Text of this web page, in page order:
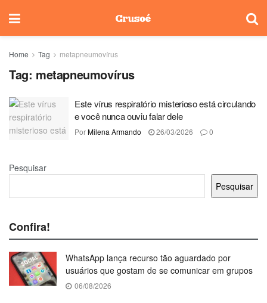
Home Tag metapneumovírus
Tag: metapneumovírus
Este vírus respiratório misterioso está circulando
e você nunca ouviu falar dele
PorMilena Armando 26/03/2026 0
Pesquisar
Pesquisar
Confira!
WhatsApp lança recurso tão aguardado por
usuários que gostam de se comunicar em grupos
06/08/2026